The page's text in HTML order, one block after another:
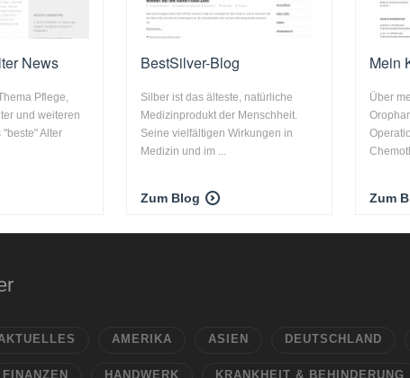
News
Pflege,
und weiteren
Alter
BestSilver-Blog
Silber ist das älteste, natürliche
Medizinprodukt der Menschheit.
Seine vielfältigen Wirkungen in
Medizin und im ...
Zum Blog
Mein
Über
Zum
AMERIKA ASIEN DEUTSCHLAND
FINANZEN HANDWERK KRANKHEIT & BEHINDERUNG